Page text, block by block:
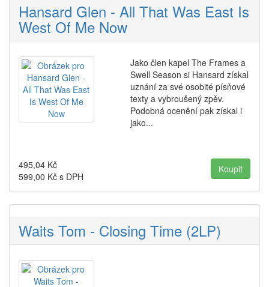
Hansard Glen - All That Was East Is
West Of Me Now
Jako člen kapel The Frames a
Swell Season si Hansard získal
uznání za své osobité písňové
texty a vybroušený zpěv.
Podobná ocenění pak získal i
jako...
495,04 Kč
599,00 Kč s DPH
Waits Tom - Closing Time (2LP)